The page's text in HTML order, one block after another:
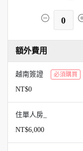
0
額外費用
越南簽證 必須購買
NT$0
住單人房_
NT$6,000